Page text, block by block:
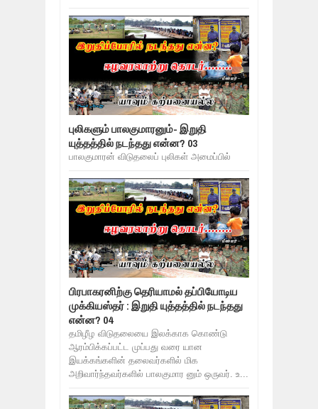
புலிகளும் பாலகுமாரனும்- இறுதி
யுத்தத்தில் நடந்தது என்ன? 03
பாலகுமாரன் விடுதலைப் புலிகள் அமைப்பில்
பிரபாகரனிற்கு தெரியாமல் தப்பியோடிய
முக்கியஸ்தர் : இறுதி யுத்தத்தில் நடந்தது
என்ன? 04
தமிழீழ விடுதலையை இலக்காக கொண்டு
ஆரம்பிக்கப்பட்ட முப்பது வரை யான
இயக்கங்களின் தலைவர்களில் மிக
அறிவார்ந்தவர்களில் பாலகுமார னும் ஒருவர். உ...